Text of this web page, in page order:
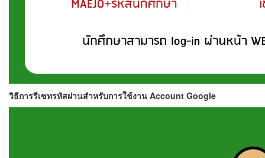
วิธีการรีเซทรหัสผ่านสำหรับการใช้งาน Account Google